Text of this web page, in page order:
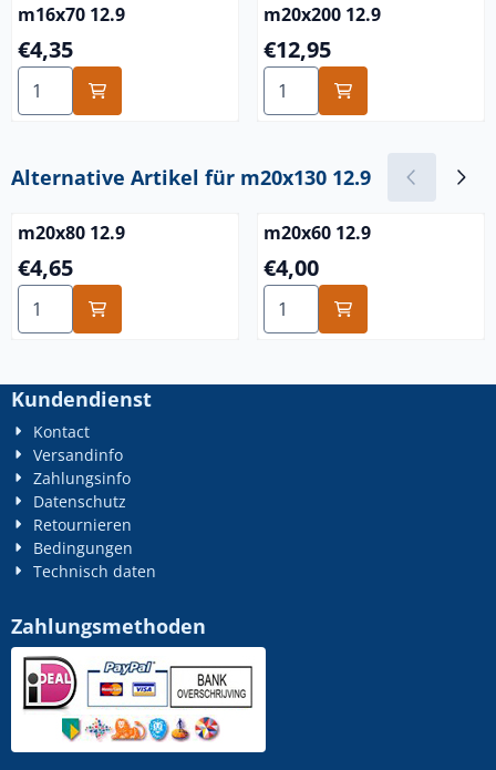
m16x70 12.9
Preis: 4,35
€4,35
Anzahl wählen für m16x70 12.9
m20x200 12.9
Preis: 12,95
€12,95
Anzahl wählen für m20x200
Alternative Artikel für m20x130 12.9
m20x80 12.9
Preis: 4,65
€4,65
Anzahl wählen für m20x80 12.9
m20x60 12.9
Preis: 4,00
€4,00
Anzahl wählen für m20x60
Kundendienst
Kontact
Versandinfo
Zahlungsinfo
Datenschutz
Retournieren
Bedingungen
Technisch daten
Zahlungsmethoden